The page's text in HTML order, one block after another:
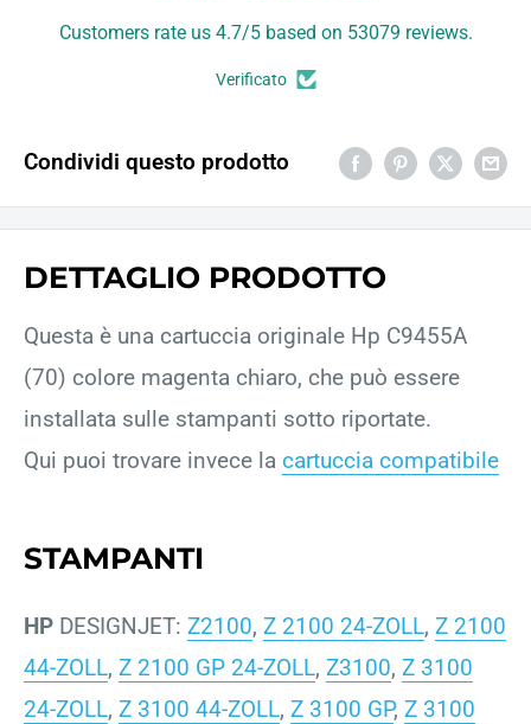
Customers rate us 4.7/5 based on 53079 reviews.
Verificato
Condividi questo prodotto
DETTAGLIO PRODOTTO
Questa è una cartuccia originale Hp C9455A
(70) colore magenta chiaro, che può essere
installata sulle stampanti sotto riportate.
Qui puoi trovare invece la cartuccia compatibile
STAMPANTI
HP DESIGNJET: Z2100, Z 2100 24-ZOLL, Z 2100
44-ZOLL, Z 2100 GP 24-ZOLL, Z3100, Z 3100
24-ZOLL, Z 3100 44-ZOLL, Z 3100 GP, Z 3100